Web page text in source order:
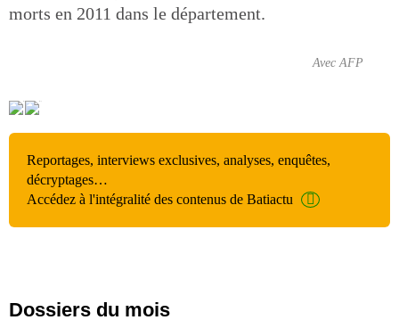
morts en 2011 dans le département.
Avec AFP
Reportages, interviews exclusives, analyses, enquêtes,
décryptages…
Accédez à l'intégralité des contenus de Batiactu
Dossiers du mois